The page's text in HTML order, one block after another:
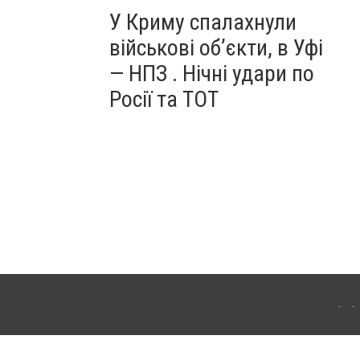
У Криму спалахнули
військові об’єкти, в Уфі
— НПЗ . Нічні удари по
Росії та ТОТ